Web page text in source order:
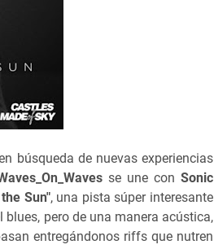
búsqueda de nuevas experiencias
se une con Sonic
Sun", una pista súper interesante
pero de una manera acústica,
entregándonos riffs que nutren